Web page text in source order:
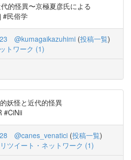
的怪異〜京極夏彦氏による
#民俗学
@kumagaikazuhimi (投稿一覧)
トワーク (1)
妖怪と近代的怪異
#CiNii
@canes_venatici (投稿一覧)
リツイート・ネットワーク (1)